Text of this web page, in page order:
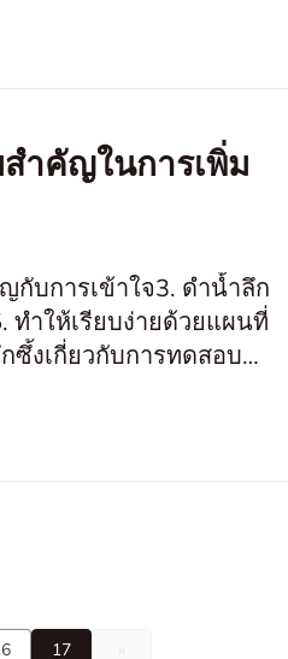
ำคัญในการเพิ่ม
กับการเข้าใจ3. ดำน้ำลึก
ทำให้เรียบง่ายด้วยแผนที่
ซึ้งเกี่ยวกับการทดสอบ
17 »